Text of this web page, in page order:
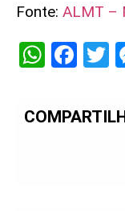
Fonte: ALMT –